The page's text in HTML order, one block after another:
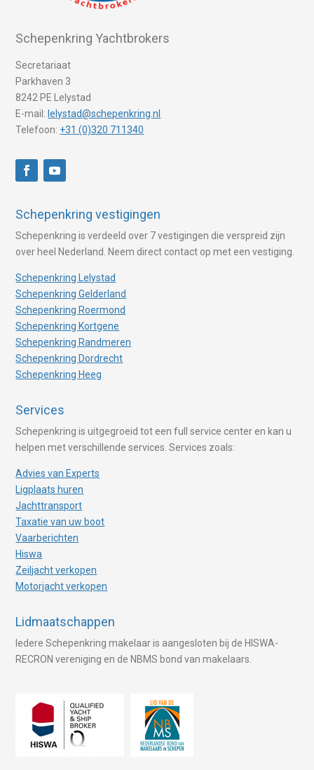
Schepenkring Yachtbrokers
Secretariaat
Parkhaven 3
8242 PE Lelystad
E-mail: lelystad@schepenkring.nl
Telefoon: +31 (0)320 711340
Schepenkring vestigingen
Schepenkring is verdeeld over 7 vestigingen die verspreid zijn
over heel Nederland. Neem direct contact op met een vestiging.
Schepenkring Lelystad
Schepenkring Gelderland
Schepenkring Roermond
Schepenkring Kortgene
Schepenkring Randmeren
Schepenkring Dordrecht
Schepenkring Heeg
Services
Schepenkring is uitgegroeid tot een full service center en kan u
helpen met verschillende services. Services zoals:
Advies van Experts
Ligplaats huren
Jachttransport
Taxatie van uw boot
Vaarberichten
Hiswa
Zeiljacht verkopen
Motorjacht verkopen
Lidmaatschappen
Iedere Schepenkring makelaar is aangesloten bij de HISWA-
RECRON vereniging en de NBMS bond van makelaars.